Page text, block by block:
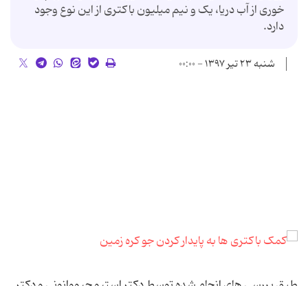
خوری از آب دریا، یک و نیم میلیون باکتری از این نوع وجود
دارد.
شنبه ۲۳ تیر ۱۳۹۷ - ۰۰:۰۰